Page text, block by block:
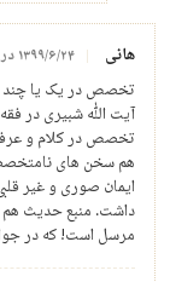
هانی ۱۳۹۹/۶/۲۴ در ۲۰:۵۹
تخصص در یک یا چند
آیت الله شبیری در
تخصص در کلام و
هم سخن های
ایمان صوری و غیر
داشت. منبع حدیث هم
مرسل است! که در